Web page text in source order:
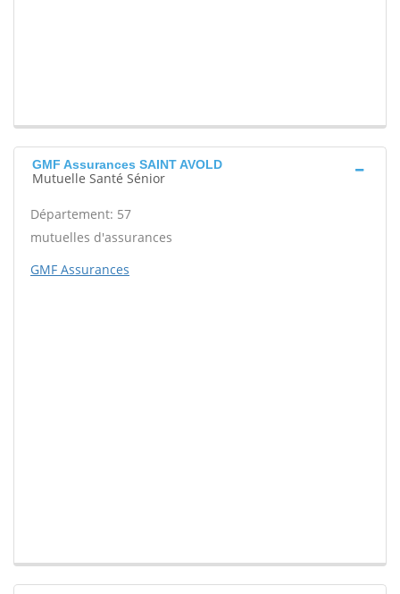
GMF Assurances SAINT AVOLD
Mutuelle Santé Sénior
Département: 57
mutuelles d'assurances
GMF Assurances